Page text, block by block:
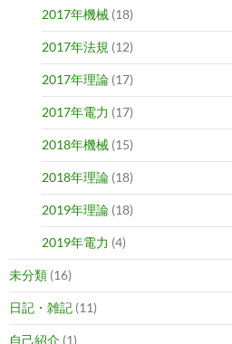
2017年機械 (18)
2017年法規 (12)
2017年理論 (17)
2017年電力 (17)
2018年機械 (15)
2018年理論 (18)
2019年理論 (18)
2019年電力 (4)
未分類 (16)
日記・雑記 (11)
自己紹介 (1)